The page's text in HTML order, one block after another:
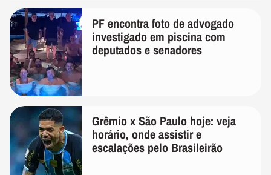
PF encontra foto de advogado
investigado em piscina com
deputados e senadores
Grêmio x São Paulo hoje: veja
horário, onde assistir e
escalações pelo Brasileirão